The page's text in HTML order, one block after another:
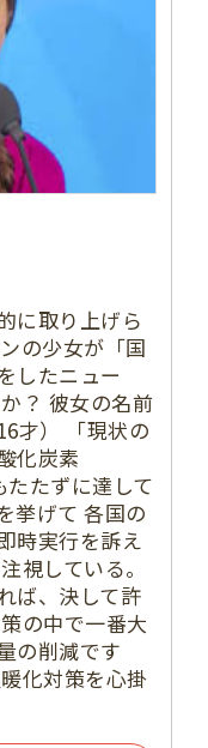
に取り上げら
の少女が「国
したニュー
？ 彼女の名前
才） 「現状の
化炭素
たたずに達して
挙げて 各国の
時実行を訴え
視している。
ば、決して許
の中で一番大
の削減です
化対策を心掛